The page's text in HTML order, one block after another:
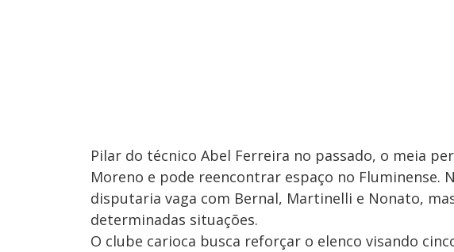
Pilar do técnico Abel Ferreira no passado, o meia
Moreno e pode reencontrar espaço no Fluminense.
disputaria vaga com Bernal, Martinelli e Nonato,
determinadas situações.
O clube carioca busca reforçar o elenco visando